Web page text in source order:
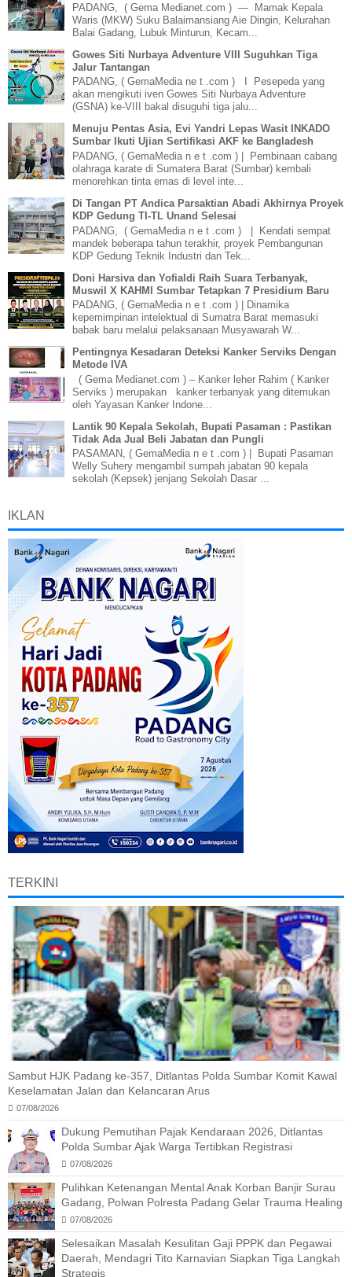
PADANG, ( Gema Medianet.com ) — Mamak Kepala
Waris (MKW) Suku Balaimansiang Aie Dingin, Kelurahan
Balai Gadang, Lubuk Minturun, Kecam...
Gowes Siti Nurbaya Adventure VIII Suguhkan Tiga
Jalur Tantangan
PADANG, ( GemaMedia ne t .com ) I Pesepeda yang
akan mengikuti iven Gowes Siti Nurbaya Adventure
(GSNA) ke-VIII bakal disuguhi tiga jalu...
Menuju Pentas Asia, Evi Yandri Lepas Wasit INKADO
Sumbar Ikuti Ujian Sertifikasi AKF ke Bangladesh
PADANG, ( GemaMedia n e t .com ) | Pembinaan cabang
olahraga karate di Sumatera Barat (Sumbar) kembali
menorehkan tinta emas di level inte...
Di Tangan PT Andica Parsaktian Abadi Akhirnya Proyek
KDP Gedung TI-TL Unand Selesai
PADANG, ( GemaMedia n e t .com ) | Kendati sempat
mandek beberapa tahun terakhir, proyek Pembangunan
KDP Gedung Teknik Industri dan Tek...
Doni Harsiva dan Yofialdi Raih Suara Terbanyak,
Muswil X KAHMI Sumbar Tetapkan 7 Presidium Baru
PADANG, ( GemaMedia n e t .com ) | Dinamika
kepemimpinan intelektual di Sumatra Barat memasuki
babak baru melalui pelaksanaan Musyawarah W...
Pentingnya Kesadaran Deteksi Kanker Serviks Dengan
Metode IVA
( Gema Medianet.com ) – Kanker leher Rahim ( Kanker
Serviks ) merupakan kanker terbanyak yang ditemukan
oleh Yayasan Kanker Indone...
Lantik 90 Kepala Sekolah, Bupati Pasaman : Pastikan
Tidak Ada Jual Beli Jabatan dan Pungli
PASAMAN, ( GemaMedia n e t .com ) | Bupati Pasaman
Welly Suhery mengambil sumpah jabatan 90 kepala
sekolah (Kepsek) jenjang Sekolah Dasar ...
IKLAN
TERKINI
Sambut HJK Padang ke-357, Ditlantas Polda Sumbar Komit Kawal
Keselamatan Jalan dan Kelancaran Arus
07/08/2026
Dukung Pemutihan Pajak Kendaraan 2026, Ditlantas
Polda Sumbar Ajak Warga Tertibkan Registrasi
07/08/2026
Pulihkan Ketenangan Mental Anak Korban Banjir Surau
Gadang, Polwan Polresta Padang Gelar Trauma Healing
07/08/2026
Selesaikan Masalah Kesulitan Gaji PPPK dan Pegawai
Daerah, Mendagri Tito Karnavian Siapkan Tiga Langkah
Strategis